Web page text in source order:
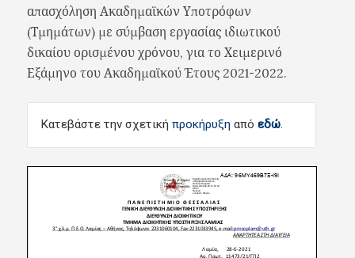
απασχόληση Ακαδημαϊκών Υποτρόφων
(Τμημάτων) με σύμβαση εργασίας ιδιωτικού
δικαίου ορισμένου χρόνου, για το Χειμερινό
Εξάμηνο του Ακαδημαϊκού Έτους 2021-2022.
Κατεβάστε την σχετικήπροκήρυξη απόεδώ.